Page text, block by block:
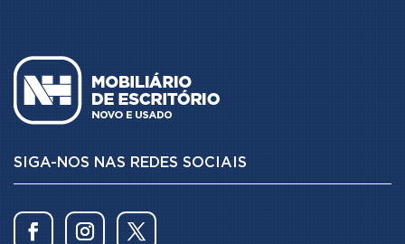
SIGA-NOS NAS REDES SOCIAIS